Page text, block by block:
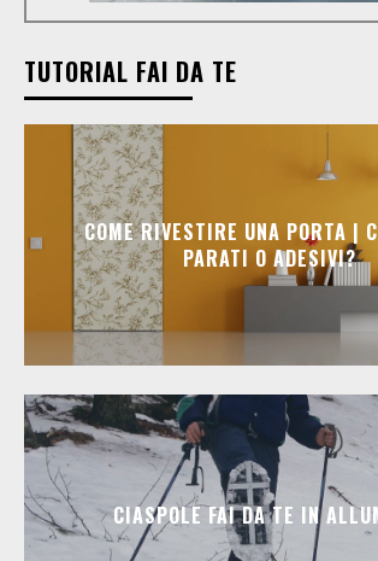
TUTORIAL FAI DA TE
COME RIVESTIRE UNA PORTA |
PARATI O ADESIVI?
CIASPOLE FAI DA TE IN